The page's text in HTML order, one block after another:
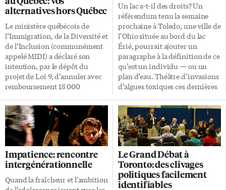
alternatives hors Québec
Le ministère québécois de
l’Immigration, de la Diversité et
de l’Inclusion (communément
appelé MIDI) a déclaré son
intention, par le dépôt du
projet de Loi 9, d’annuler avec
remboursement 18 000
Sélection du Québec (CSQ)
touchant approximativement
45 000 personnes. Citoyenneté
et Immigration Canada avait
également agi de la sorte en
2012, annulant la demande
d’immigration de plus de
280 000 personnes.
Fonctionnaires débordés Dans
Un lac a-t-il des droits? Un
référendum tenu la semaine
prochaine à Toledo, une ville de
l’Ohio située au bord du lac
Érié, pourrait ajouter un
paragraphe à la définition de ce
qu’est un individu — ou un
plan d’eau. Théâtre d’invasions
d’algues toxiques ces dernières
de l’agriculture et de
l’urbanisation, le lac Érié est
aussi une victime de la
politique: il touche à l’Ontario
et à quatre états américains. Et
tous ces gouvernements — en
plus des métropoles de Buffalo,
Cleveland et Toledo — se
renvoient la balle. Engrais
Impatience: rencontre
intergénérationnelle
Quand la fraîcheur et l’ambition
Le Grand Débat à
Toronto: des clivages
politiques facilement
identifiables